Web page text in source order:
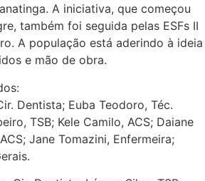
A iniciativa, que começou
também foi seguida pelas ESFs II
A população está aderindo à ideia
e mão de obra.
Dentista; Euba Teodoro, Téc.
TSB; Kele Camilo, ACS; Daiane
Jane Tomazini, Enfermeira;